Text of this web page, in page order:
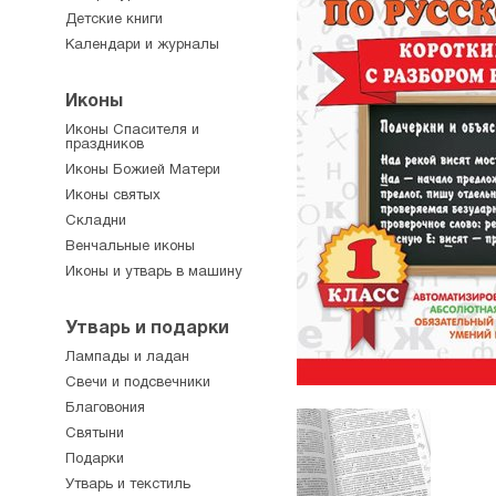
Детские книги
Календари и журналы
Иконы
Иконы Спасителя и
праздников
Иконы Божией Матери
Иконы святых
Складни
Венчальные иконы
Иконы и утварь в машину
Утварь и подарки
Лампады и ладан
Свечи и подсвечники
Благовония
Святыни
Подарки
Утварь и текстиль